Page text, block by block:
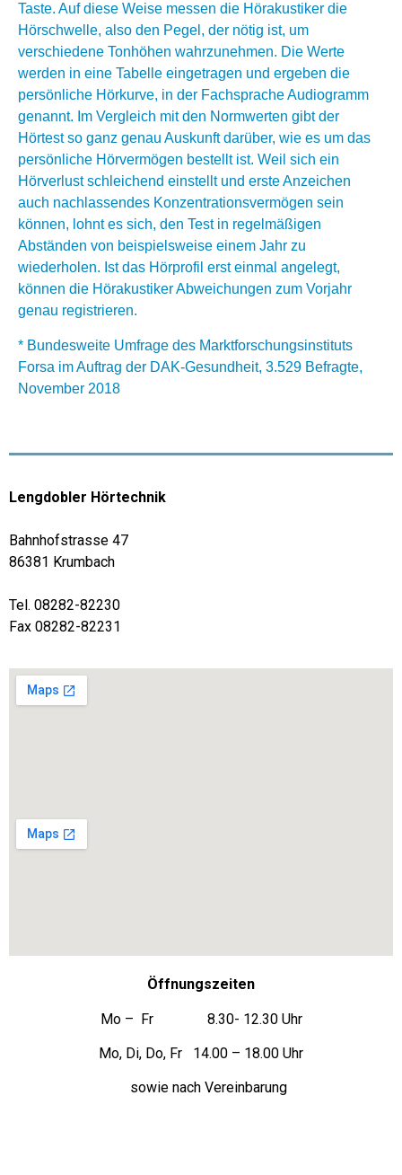
Taste. Auf diese Weise messen die Hörakustiker die
Hörschwelle, also den Pegel, der nötig ist, um
verschiedene Tonhöhen wahrzunehmen. Die Werte
werden in eine Tabelle eingetragen und ergeben die
persönliche Hörkurve, in der Fachsprache Audiogramm
genannt. Im Vergleich mit den Normwerten gibt der
Hörtest so ganz genau Auskunft darüber, wie es um das
persönliche Hörvermögen bestellt ist. Weil sich ein
Hörverlust schleichend einstellt und erste Anzeichen
auch nachlassendes Konzentrationsvermögen sein
können, lohnt es sich, den Test in regelmäßigen
Abständen von beispielsweise einem Jahr zu
wiederholen. Ist das Hörprofil erst einmal angelegt,
können die Hörakustiker Abweichungen zum Vorjahr
genau registrieren.
* Bundesweite Umfrage des Marktforschungsinstituts
Forsa im Auftrag der DAK-Gesundheit, 3.529 Befragte,
November 2018
Lengdobler Hörtechnik
Bahnhofstrasse 47
86381 Krumbach
Tel. 08282-82230
Fax 08282-82231
Öffnungszeiten
Mo – Fr 8.30- 12.30 Uhr
Mo, Di, Do, Fr 14.00 – 18.00 Uhr
sowie nach Vereinbarung